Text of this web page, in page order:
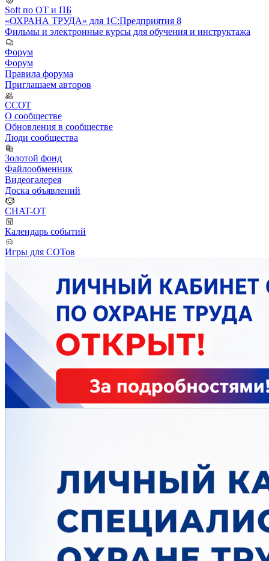
Soft по ОТ и ПБ
«ОХРАНА ТРУДА» для 1С:Предприятия 8
Фильмы и электронные курсы для обучения и инструктажа
Форум
Форум
Правила форума
Приглашаем авторов
ССОТ
О сообществе
Обновления в сообществе
Люди сообщества
Золотой фонд
Файлообменник
Видеогалерея
Доска объявлений
CHAT-OT
Календарь событий
Игры для СОТов